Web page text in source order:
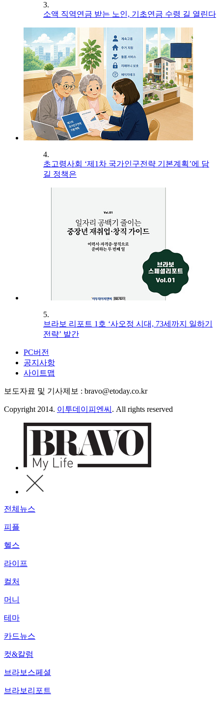
3.
소액 직역연금 받는 노인, 기초연금 수령 길 열린다
4.
초고령사회 ‘제1차 국가인구전략 기본계획’에 담
길 정책은
5.
브라보 리포트 1호 ‘사오정 시대, 73세까지 일하기
전략’ 발간
PC버전
공지사항
사이트맵
보도자료 및 기사제보 : bravo@etoday.co.kr
Copyright 2014. 이투데이피엔씨 . All rights reserved
전체뉴스
피플
헬스
라이프
컬처
머니
테마
카드뉴스
컷&칼럼
브라보스페셜
브라보리포트